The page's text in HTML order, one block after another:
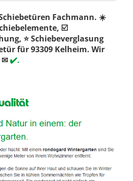
Fachmann. ☀️
☑️
⭐ Schiebeverglasung
für 93309 Kelheim. Wir
✉✔️.